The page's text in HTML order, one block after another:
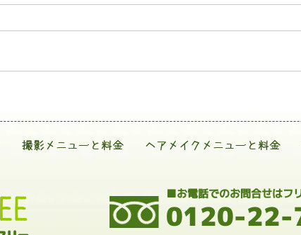
撮影メニューと料金 ヘアメイクメニューと料金
0120-22-
■お電話でのお問合せはフ